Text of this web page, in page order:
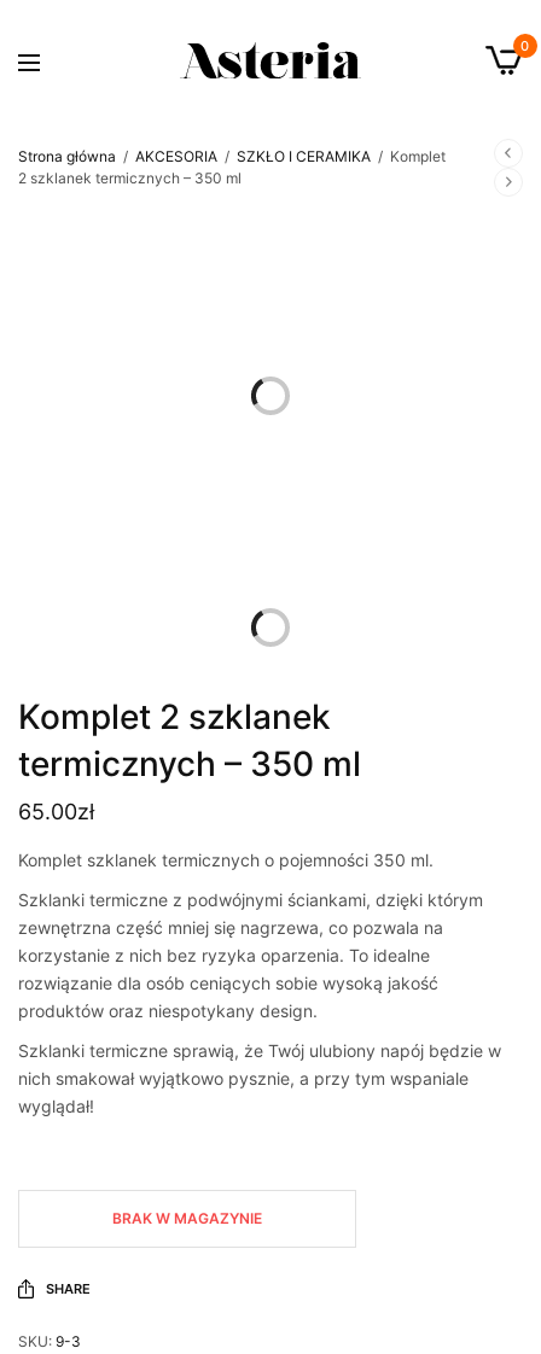
0
Strona główna / AKCESORIA / SZKŁO I CERAMIKA / Komplet
2 szklanek termicznych – 350 ml
Komplet 2 szklanek
termicznych – 350 ml
65.00zł
Komplet szklanek termicznych o pojemności 350 ml.
Szklanki termiczne z podwójnymi ściankami, dzięki którym
zewnętrzna część mniej się nagrzewa, co pozwala na
korzystanie z nich bez ryzyka oparzenia. To idealne
rozwiązanie dla osób ceniących sobie wysoką jakość
produktów oraz niespotykany design.
Szklanki termiczne sprawią, że Twój ulubiony napój będzie w
nich smakował wyjątkowo pysznie, a przy tym wspaniale
wyglądał!
BRAK W MAGAZYNIE
SHARE
SKU: 9-3